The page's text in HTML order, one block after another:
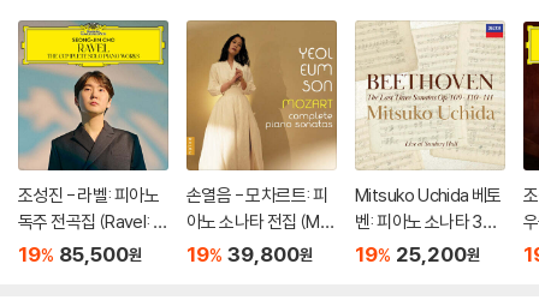
조성진 - 라벨: 피아노
독주 전곡집 (Ravel: T
he Complete Solo Pi
19% 85,500원
손열음 - 모차르트: 피
아노 소나타 전집 (Mo
zart: Complete Pian
19% 39,800원
Mitsuko Uchida 베토
벤: 피아노 소나타 30-
32번 (Beethoven: Pi
19% 25,200원
r